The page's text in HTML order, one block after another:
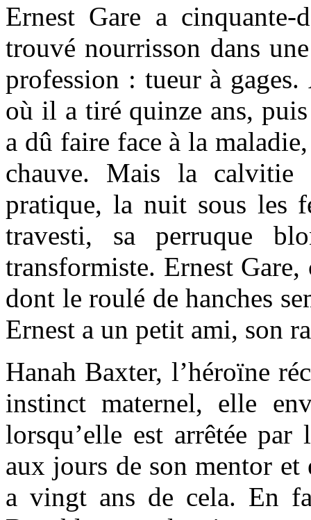
Ernest Gare a
trouvé nourrisson dans
profession : tueur à
où il a tiré quinze ans,
a dû faire face à la
chauve. Mais la calvitie
pratique, la nuit sous les
travesti, sa perruque
transformiste. Ernest Gare,
dont le roulé de hanches
Ernest a un petit ami, son
Hanah Baxter, l’héroïne
instinct maternel, elle
lorsqu’elle est arrêtée
aux jours de son mentor
a vingt ans de cela. En